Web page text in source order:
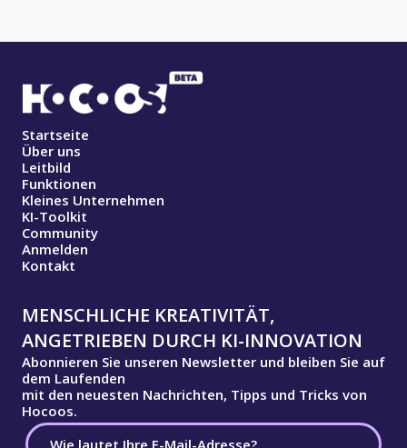
Startseite
Über uns
Leitbild
Funktionen
Kleines Unternehmen
KI-Toolkit
Community
Anmelden
Kontakt
MENSCHLICHE KREATIVITÄT,
ANGETRIEBEN DURCH KI-INNOVATION
Abonnieren Sie unseren Newsletter und bleiben Sie auf
dem Laufenden
mit den neuesten Nachrichten, Tipps und Tricks von
Hocoos.